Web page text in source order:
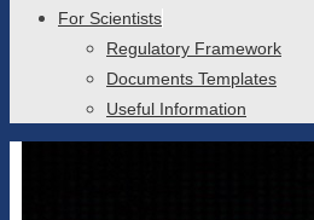
For Scientists
Regulatory Framework
Documents Templates
Useful Information